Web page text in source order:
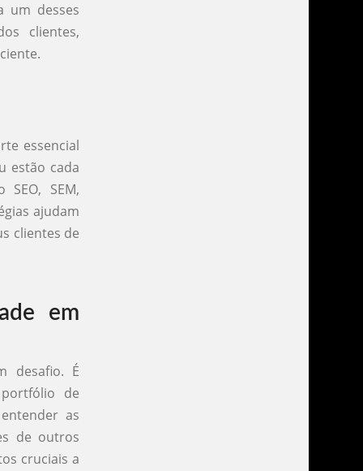
um desses
clientes,
essencial
estão cada
SEM,
ajudam
clientes de
em
desafio. É
de
as
de outros
cruciais a